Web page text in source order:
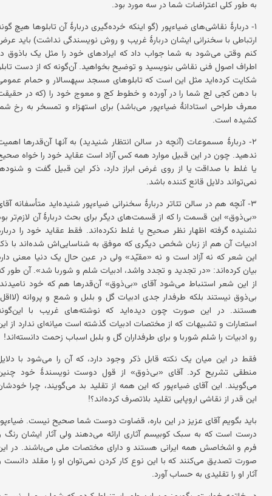
به طور کلی اعتراضات شما در سه مورد بود.
۱- دربارهٔ نقاشی‌های ضیاءپور (گو اینکه خرده‌گیری دربارهٔ آن تابلوها هیچ
ارتباطی با سخنرانی ایشان دربارهٔ غریب و روش نویسندگی نداشت) باید
کنم وقتی می‌شود به شما جواب داد که ایرادهای خود را مثل یک باذوق
اطراف اصول فنی نقاشی بنویسید و توضیح بخواهید. آن‌گونه که از دست
شکایت کرده‌اید مثل این است که تابلوهای مسجد سپهسالار و حمام
با دهن کجی لج شما را در آورده و خطوط کج و معوج خود را (که در
معرف طراحی استادانهٔ ضیاءپور می‌باشد) برای استهزاء و تمسخر به رخ
کشیده است.
۲- دربارهٔ مسموعات (آنچه در سالن انتظار شنیدید) به آنها آن‌قدرها
ندهید. چون در این قبیل موارد همه کس آزاد است عقاید خود را خواه
یا غلط با صداقت یا از روی غرض ابراز دارد، ذکر این قبیل گفت و
نمی‌تواند دلایل قانع کننده باشد.
۳- آنچه هم در سالن تئاتر دربارهٔ سخنرانی ضیاءپور شنیده‌اید متأسفانه
«بی‌ذوق» این قسمت را که از قسمت‌های دیگر برای بحث دربارهٔ آن لازم‌تر
نشنیده گرفته اظهار نظر صحیح یا غلط نکرده‌اند. فقط عقاید خود را
ادبیات آن هم از زبان شخص دیگری که موفق به شناسایی‌اش شده‌اند با
این شعر که نه آزاد است و نه «مقیّد» ولی در عین حال یک دنیا معنی
بیان کرده‌اند: «در تجدید و تجدد واشد، ادبیات شلم و شوربا شد». آن طور
از این شعر استنباط می‌شود آقای «بی‌ذوق» آن‌قدرها هم که خود
بی‌ذوق نیستند بلکه طرفدار جدی ادبیات گل و بلبل و شمع و پروانه
هستند. در این صورت چون دیده‌اید که نوشته‌های غریب با
استعارات و تشبیهات که از مختصات ادبیات گذشته است میانه‌ای ندارد از
رو ادبیات را شلم شوربا و برای طرفداران گل و بلبل اسباب زحمت دانسته‌اند!
فقط در این میان یک نکته قابل ذکر وجود دارد، که آن را می‌شود با
منطقی تشریح کرد. آقای «بی‌ذوق» از قول دوست نویسندهٔ خود
می‌گویند. این آقای ضیاءپور که این همه از تقلید بد می‌گویند، چرا
این قدر از نقاشی اروپایی تقلید بلاتصرف کرده‌اند؟!
باید بگویم آقای عزیز در این باره، قضاوت دوست شما صحیح نیست.
درست است که به سبک کوبیسم آثاری ارائه می‌دهند ولی آثار ایشان رنگ
فرم و اشخاصش همه ایرانی هستند و دارای مختصات ملی می‌باشند. در
صورت تصدیق می‌کنند که با این نوع کار کردن نمی‌توان او را مقلد دانست
آثار او را تقلیدی به حساب آورد.